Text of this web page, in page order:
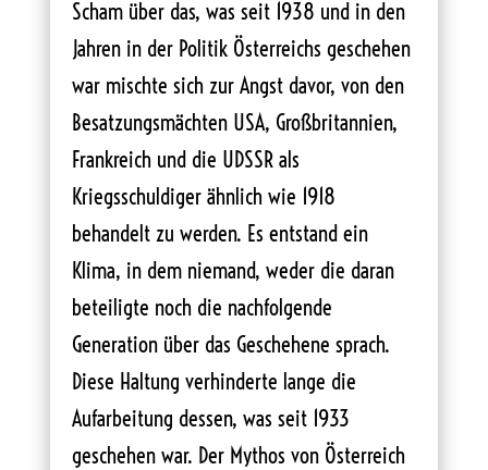
Scham über das, was seit 1938 und in den
Jahren in der Politik Österreichs geschehen
war mischte sich zur Angst davor, von den
Besatzungsmächten USA, Großbritannien,
Frankreich und die UDSSR als
Kriegsschuldiger ähnlich wie 1918
behandelt zu werden. Es entstand ein
Klima, in dem niemand, weder die daran
beteiligte noch die nachfolgende
Generation über das Geschehene sprach.
Diese Haltung verhinderte lange die
Aufarbeitung dessen, was seit 1933
geschehen war. Der Mythos von Österreich